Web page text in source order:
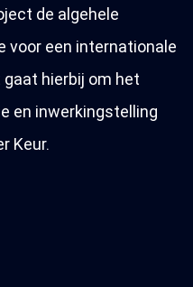
de algehele
een internationale
hierbij om het
en inwerkingstelling
Keur.